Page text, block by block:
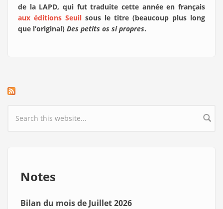
de la LAPD, qui fut traduite cette année en français
aux éditions Seuil sous le titre (beaucoup plus long
que l’original) Des petits os si propres.
Search form
Notes
Bilan du mois de Juillet 2026